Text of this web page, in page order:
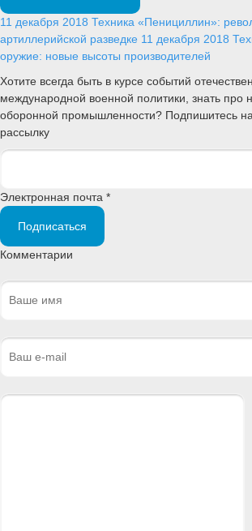
11 декабря 2018 Техника «Пенициллин»:
артиллерийской разведке 11 декабря 2018
оружие: новые высоты производителей
Хотите всегда быть в курсе событий
международной военной политики, знать про
оборонной промышленности? Подпишитесь
рассылку
Электронная почта *
Подписаться
Комментарии